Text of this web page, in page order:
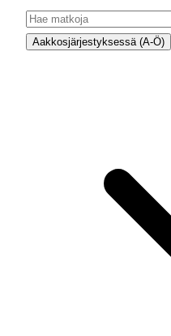
Aakkosjärjestyksessä (A-Ö)